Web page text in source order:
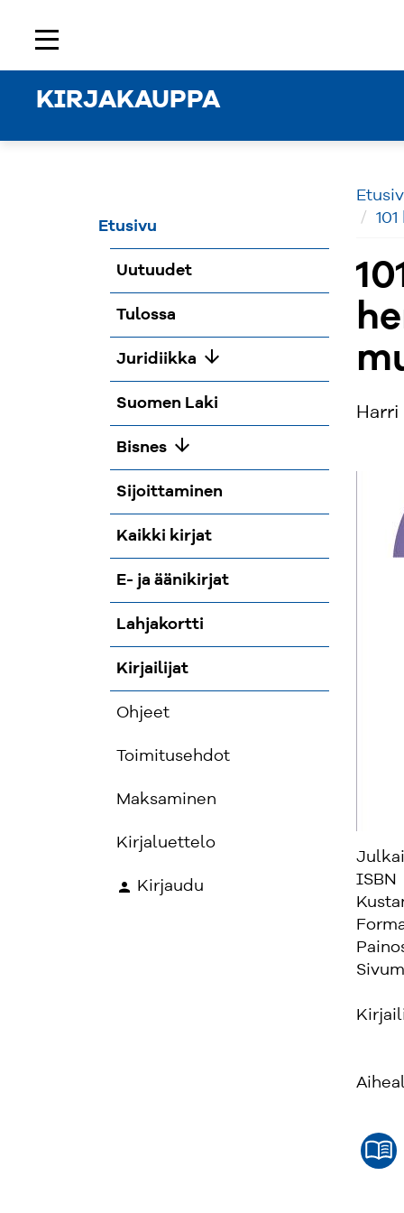
KIRJAKAUPPA
Etusivu
Etusivu
Uutuudet
Tulossa
Juridiikka arrow_downward
Suomen Laki
Bisnes arrow_downward
Sijoittaminen
Kaikki kirjat
E- ja äänikirjat
Lahjakortti
Kirjailijat
Ohjeet
Toimitusehdot
Maksaminen
Kirjaluettelo
Kirjaudu
Harri
ISBN